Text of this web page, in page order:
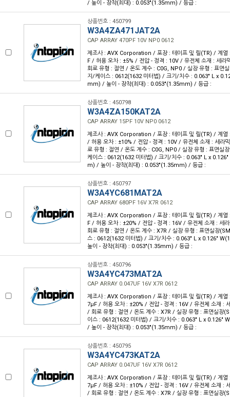
/ 높이 - 장착(최대) : 0.053"(1.35mm) / 등급 :
상품번호 : 450799
W3A4ZA471JAT2A
CAP ARRAY 470PF 10V NP0 0612
제조사 : AVX Corporation / 포장 : 테이프 및 릴(TR) / 계
F / 허용 오차 : ±5% / 전압 - 정격 : 10V / 유전체 소재 : 세라
회로 유형 : 절연 / 온도 계수 : C0G, NP0 / 실장 유형 : 표면
지/케이스 : 0612(1632 미터법) / 크기/치수 : 0.063" L x
mm) / 높이 - 장착(최대) : 0.053"(1.35mm) / 등급 :
상품번호 : 450798
W3A4ZA150KAT2A
CAP ARRAY 15PF 10V NP0 0612
제조사 : AVX Corporation / 포장 : 테이프 및 릴(TR) / 계열
/ 허용 오차 : ±10% / 전압 - 정격 : 10V / 유전체 소재 : 세라
로 유형 : 절연 / 온도 계수 : C0G, NP0 / 실장 유형 : 표면실
케이스 : 0612(1632 미터법) / 크기/치수 : 0.063" L x
m) / 높이 - 장착(최대) : 0.053"(1.35mm) / 등급 :
상품번호 : 450797
W3A4YC681MAT2A
CAP ARRAY 680PF 16V X7R 0612
제조사 : AVX Corporation / 포장 : 테이프 및 릴(TR) / 계
F / 허용 오차 : ±20% / 전압 - 정격 : 16V / 유전체 소재 : 세
회로 유형 : 절연 / 온도 계수 : X7R / 실장 유형 : 표면실장
스 : 0612(1632 미터법) / 크기/치수 : 0.063" L x 0.126"
높이 - 장착(최대) : 0.053"(1.35mm) / 등급 :
상품번호 : 450796
W3A4YC473MAT2A
CAP ARRAY 0.047UF 16V X7R 0612
제조사 : AVX Corporation / 포장 : 테이프 및 릴(TR) / 계열
7µF / 허용 오차 : ±20% / 전압 - 정격 : 16V / 유전체 소재 :
/ 회로 유형 : 절연 / 온도 계수 : X7R / 실장 유형 : 표면실장
이스 : 0612(1632 미터법) / 크기/치수 : 0.063" L x 0.126"
/ 높이 - 장착(최대) : 0.053"(1.35mm) / 등급 :
상품번호 : 450795
W3A4YC473KAT2A
CAP ARRAY 0.047UF 16V X7R 0612
제조사 : AVX Corporation / 포장 : 테이프 및 릴(TR) / 계열
7µF / 허용 오차 : ±10% / 전압 - 정격 : 16V / 유전체 소재 :
/ 회로 유형 : 절연 / 온도 계수 : X7R / 실장 유형 : 표면실장